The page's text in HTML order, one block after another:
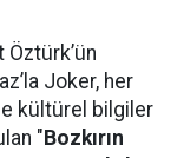
Öztürk’ün
Joker, her
kültürel bilgiler
"Bozkırın